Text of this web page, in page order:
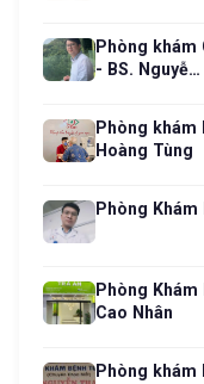
Phòng khám
- BS. Nguyễ…
Phòng khám
Hoàng Tùng
Phòng
Phòng
Cao Nhân
Phòng khám